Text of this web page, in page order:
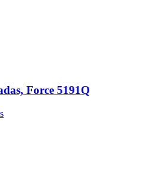
Force 5191Q